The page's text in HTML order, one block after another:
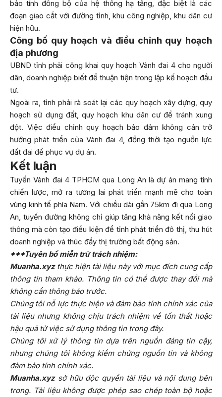
bảo tính đồng bộ của hệ thống hạ tầng, đặc biệt là các
đoạn giao cắt với đường tỉnh, khu công nghiệp, khu dân cư
hiện hữu.
Công bố quy hoạch và điều chỉnh quy hoạch
địa phương
UBND tỉnh phải công khai quy hoạch Vành đai 4 cho người
dân, doanh nghiệp biết để thuận tiện trong lập kế hoạch đầu
tư.
Ngoài ra, tỉnh phải rà soát lại các quy hoạch xây dựng, quy
hoạch sử dụng đất, quy hoạch khu dân cư để tránh xung
đột. Việc điều chỉnh quy hoạch bảo đảm không cản trở
hướng phát triển của Vành đai 4, đồng thời tạo nguồn lực
đất đai để phục vụ dự án.
Kết luận
Tuyến Vành đai 4 TPHCM qua Long An là dự án mang tính
chiến lược, mở ra tương lai phát triển mạnh mẽ cho toàn
vùng kinh tế phía Nam. Với chiều dài gần 75km đi qua Long
An, tuyến đường không chỉ giúp tăng khả năng kết nối giao
thông mà còn tạo điều kiện để tỉnh phát triển đô thị, thu hút
doanh nghiệp và thúc đẩy thị trường bất động sản.
***Tuyên bố miễn trừ trách nhiệm:
Muanha.xyzthực hiện tài liệu này với mục đích cung cấp
thông tin tham khảo. Thông tin có thể được thay đổi mà
không cần thông báo trước.
Chúng tôi nỗ lực thực hiện và đảm bảo tính chính xác của
tài liệu nhưng không chịu trách nhiệm về tổn thất hoặc
hậu quả từ việc sử dụng thông tin trong đây.
Chúng tôi xử lý thông tin dựa trên nguồn đáng tin cậy,
nhưng chúng tôi không kiểm chứng nguồn tin và không
đảm bảo tính chính xác.
Muanha.xyzsở hữu độc quyền tài liệu và nội dung bên
trong. Tài liệu không được phép sao chép toàn bộ hoặc